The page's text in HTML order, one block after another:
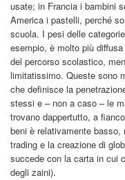
usate; in Francia i bambini
America i pastelli, perché
scuola. I pesi delle
esempio, è molto più
del percorso scolastico,
limitatissimo. Queste sono
che definisce la
stessi e – non a caso – le
trovano dappertutto, a
beni è relativamente
trading e la creazione di
succede con la carta in cui
degli zaini).